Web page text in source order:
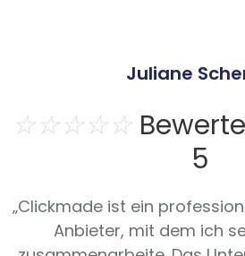
Juliane
☆☆☆☆☆
5
„Clickmade ist ein
Anbieter, mit dem ich